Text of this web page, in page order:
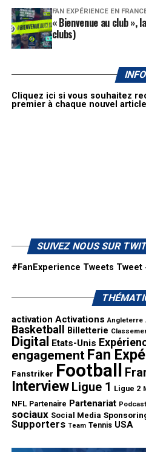
FAN EXPÉRIENCE EN
« Bienvenue au club »,
clubs)
INFO
Cliquez ici si vous souhaitez
premier à chaque nouvel
SUIVEZ NOUS SUR
#FanExperience Tweets Tweet
activation Activations Angleterre
Basketball Billetterie
Digital Etats-Unis
engagement Fan
Fanstriker Football
Interview Ligue 1 Ligue 2
NFL Partenaire Partenariat Podcast
sociaux Social Media
Supporters Team Tennis USA